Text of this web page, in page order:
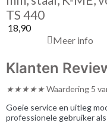
TS 440
18,90
Meer info
Klanten
★★★★★Waardering 5
Goeie service en uitleg
professionele gebruiker